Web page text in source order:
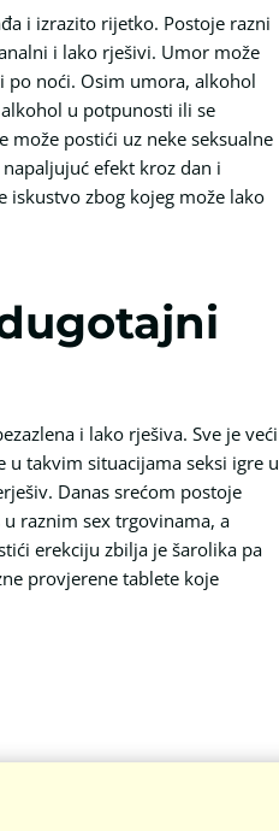
i izrazito rijetko. Postoje razni
i lako rješivi. Umor može
po noći. Osim umora, alkohol
u potpunosti ili se
postići uz neke seksualne
efekt kroz dan i
zbog kojeg može lako
i lako rješiva. Sve je veći
takvim situacijama seksi igre u
Danas srećom postoje
raznim sex trgovinama, a
erekciju zbilja je šarolika pa
provjerene tablete koje